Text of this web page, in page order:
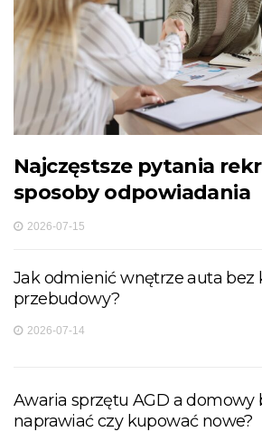
Najczęstsze pytania
sposoby odpowiadania
2026-07-15
Jak odmienić wnętrze auta bez
przebudowy?
2026-07-14
Awaria sprzętu AGD a
naprawiać czy kupować nowe?